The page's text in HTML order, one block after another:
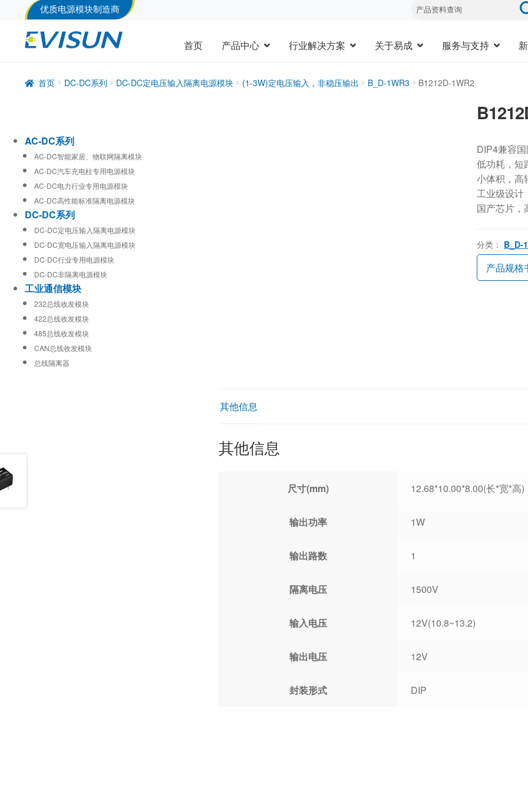
优质电源模块制造商
首页 产品中心 行业解决方案 关于易成 服务与支持
首页 DC-DC系列 DC-DC定电压输入隔离电源模块 (1-3W)定电压输入，非稳压输出 B_D-1WR3 B1212D-1WR2
DIP4兼容
低功耗，短
小体积，高
工业级设计
国产芯片，
分类： B_D-
产品规格
其他信息
其他信息
尺寸(mm) 12.68*10.00*8.00(长*宽*高)
输出功率 1W
输出路数 1
隔离电压 1500V
输入电压 12V(10.8~13.2)
输出电压 12V
封装形式 DIP
AC-DC系列
AC-DC智能家居、物联网隔离模块
AC-DC汽车充电柱专用电源模块
AC-DC电力行业专用电源模块
AC-DC高性能标准隔离电源模块
DC-DC系列
DC-DC定电压输入隔离电源模块
DC-DC宽电压输入隔离电源模块
DC-DC行业专用电源模块
DC-DC非隔离电源模块
工业通信模块
232总线收发模块
422总线收发模块
485总线收发模块
CAN总线收发模块
总线隔离器